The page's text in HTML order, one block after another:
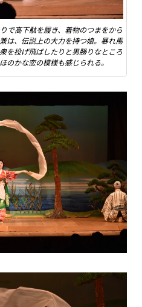
で高下駄を履き、着物のつまをから
は、伝説上の大力を持つ娘。暴れ馬
を投げ飛ばしたりと男勝りなところ
のかな恋の模様も感じられる。